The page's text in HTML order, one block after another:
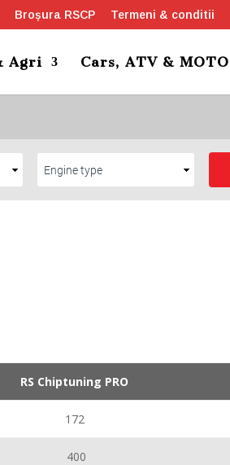
Broșura RSCP Termeni & conditii
Agri Cars, ATV & MOTO
RS Chiptuning PRO
172
400